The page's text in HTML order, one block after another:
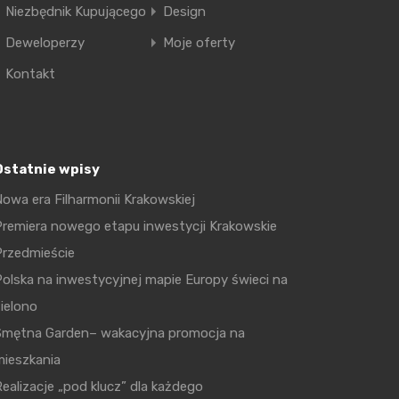
Niezbędnik Kupującego
Design
Deweloperzy
Moje oferty
Kontakt
wpisy
era Filharmonii Krakowskiej
nowego etapu inwestycji Krakowskie
na inwestycyjnej mapie Europy świeci na
Garden– wakacyjna promocja na
„pod klucz” dla każdego